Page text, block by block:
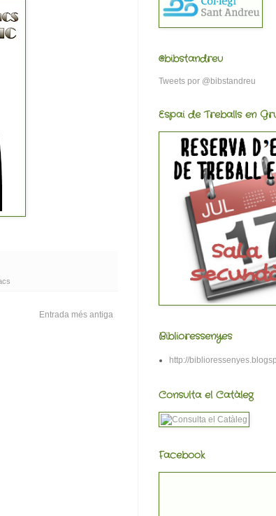
Entrada més antiga
@bibstandreu
Tweets por @bibstandreu
Espai de Treballs en
Biblioressenyes
http://
Consulta el Catàleg
Facebook